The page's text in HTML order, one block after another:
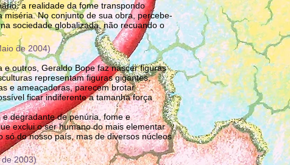
a realidade da fome transpondo
No conjunto de sua obra, percebe-
sociedade globalizada, não recuando o
de 2004)
outros, Geraldo Bope faz nascer figuras
representam figuras gigantes,
e ameaçadoras, parecem brotar
ficar indiferente a tamanha força
degradante de penúria, fome e
exclui o ser humano do mais elementar
do nosso país, mas de diversos núcleos
de 2003)